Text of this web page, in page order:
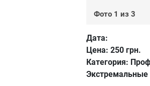
Фото 1 из 3
Дата:
Цена: 250 грн.
Категория:
Экстремальные